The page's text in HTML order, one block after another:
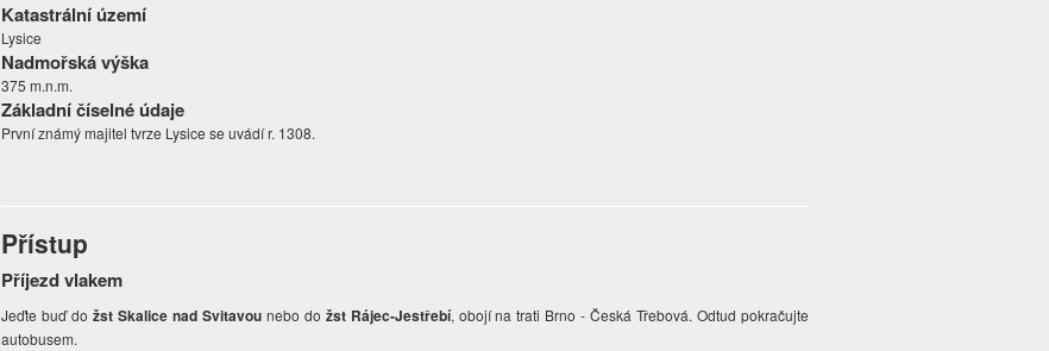
Katastrální území
Lysice
Nadmořská výška
375 m.n.m.
Základní číselné údaje
První známý majitel tvrze Lysice se uvádí r. 1308.
Přístup
Příjezd vlakem
Jeďte buď do žst Skalice nad Svitavounebo do žst Rájec-Jestřebí, obojí na trati Brno - Česká Třebová. Odtud pokračujte
autobusem.